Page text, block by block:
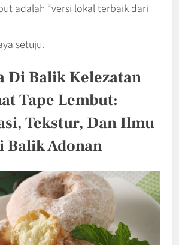
adalah “versi lokal terbaik dari
setuju.
Di Balik Kelezatan
Tape Lembut:
Tekstur, Dan Ilmu
Balik Adonan